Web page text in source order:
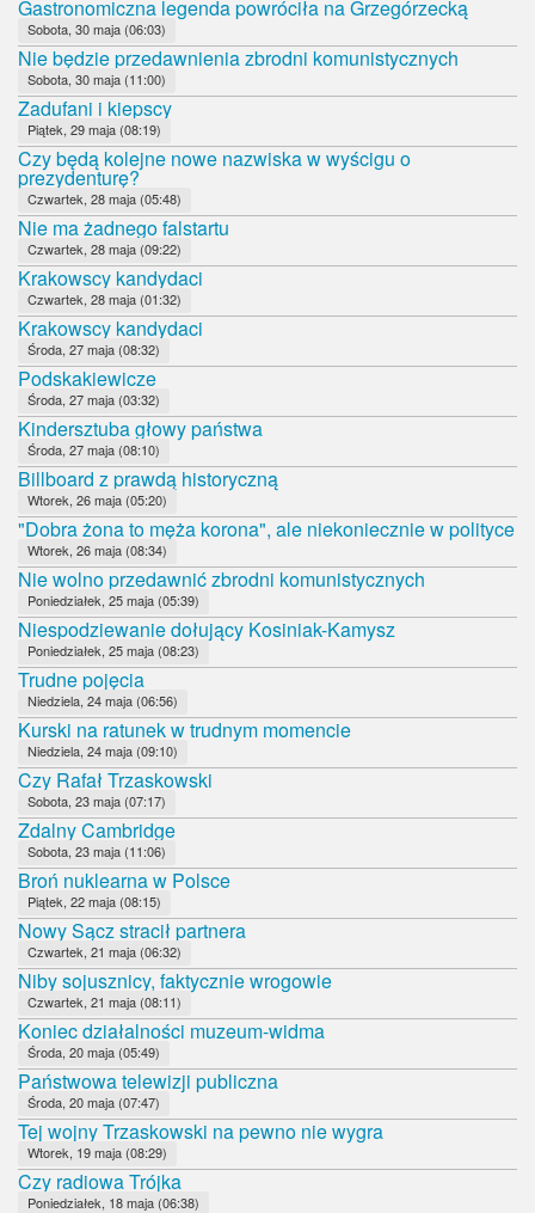
Gastronomiczna legenda powróciła na Grzegórzecką
Sobota, 30 maja (06:03)
Nie będzie przedawnienia zbrodni komunistycznych
Sobota, 30 maja (11:00)
Zadufani i kiepscy
Piątek, 29 maja (08:19)
Czy będą kolejne nowe nazwiska w wyścigu o
prezydenturę?
Czwartek, 28 maja (05:48)
Nie ma żadnego falstartu
Czwartek, 28 maja (09:22)
Krakowscy kandydaci
Czwartek, 28 maja (01:32)
Krakowscy kandydaci
Środa, 27 maja (08:32)
Podskakiewicze
Środa, 27 maja (03:32)
Kindersztuba głowy państwa
Środa, 27 maja (08:10)
Billboard z prawdą historyczną
Wtorek, 26 maja (05:20)
"Dobra żona to męża korona", ale niekoniecznie w polityce
Wtorek, 26 maja (08:34)
Nie wolno przedawnić zbrodni komunistycznych
Poniedziałek, 25 maja (05:39)
Niespodziewanie dołujący Kosiniak-Kamysz
Poniedziałek, 25 maja (08:23)
Trudne pojęcia
Niedziela, 24 maja (06:56)
Kurski na ratunek w trudnym momencie
Niedziela, 24 maja (09:10)
Czy Rafał Trzaskowski
Sobota, 23 maja (07:17)
Zdalny Cambridge
Sobota, 23 maja (11:06)
Broń nuklearna w Polsce
Piątek, 22 maja (08:15)
Nowy Sącz stracił partnera
Czwartek, 21 maja (06:32)
Niby sojusznicy, faktycznie wrogowie
Czwartek, 21 maja (08:11)
Koniec działalności muzeum-widma
Środa, 20 maja (05:49)
Państwowa telewizji publiczna
Środa, 20 maja (07:47)
Tej wojny Trzaskowski na pewno nie wygra
Wtorek, 19 maja (08:29)
Czy radiowa Trójka
Poniedziałek, 18 maja (06:38)